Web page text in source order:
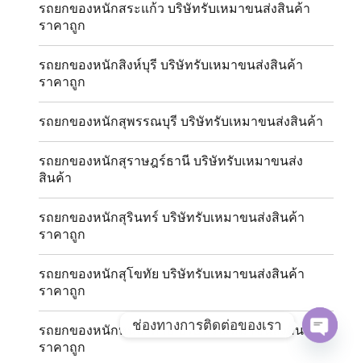
รถยกของหนักสระแก้ว บริษัทรับเหมาขนส่งสินค้า
ราคาถูก
รถยกของหนักสิงห์บุรี บริษัทรับเหมาขนส่งสินค้า
ราคาถูก
รถยกของหนักสุพรรณบุรี บริษัทรับเหมาขนส่งสินค้า
รถยกของหนักสุราษฎร์ธานี บริษัทรับเหมาขนส่ง
สินค้า
รถยกของหนักสุรินทร์ บริษัทรับเหมาขนส่งสินค้า
ราคาถูก
รถยกของหนักสุโขทัย บริษัทรับเหมาขนส่งสินค้า
ราคาถูก
รถยกของหนักหนองคาย บริษัทรับเหมาขนส่งสินค้า
ราคาถูก
ช่องทางการติดต่อของเรา
OPEN